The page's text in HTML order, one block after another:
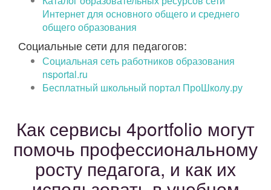
Интернет для основного общего и среднего
общего образования
Социальные сети для педагогов:
Социальная сеть работников образования
nsportal.ru
Бесплатный школьный портал ПроШколу.ру
Как сервисы 4portfolio могут
помочь профессиональному
росту педагога, и как их